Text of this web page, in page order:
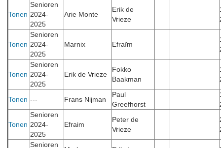
Tonen
Senioren
2024-
2025
Arie Monte
Erik de
Vrieze
Tonen
Senioren
2024-
2025
Marnix Efraïm
Tonen
Senioren
2024-
2025
Erik de Vrieze
Fokko
Baakman
Tonen --- Frans Nijman
Paul
Greefhorst
Tonen
Senioren
2024-
2025
Efraim
Peter de
Vrieze
Senioren